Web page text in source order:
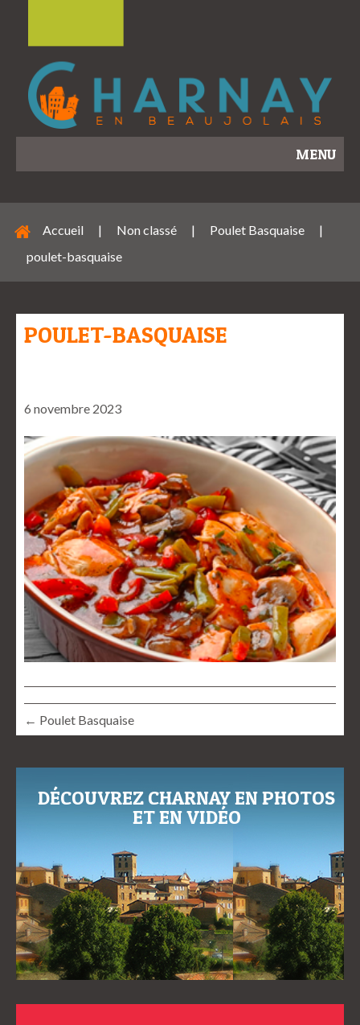
MENU
Accueil | Non classé | Poulet Basquaise
|
poulet-basquaise
POULET-BASQUAISE
6 novembre 2023
← Poulet Basquaise
DÉCOUVREZ CHARNAY EN PHOTOS
ET EN VIDÉO